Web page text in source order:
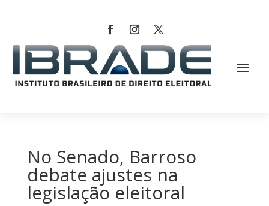
No Senado, Barroso
debate ajustes na
legislação eleitoral